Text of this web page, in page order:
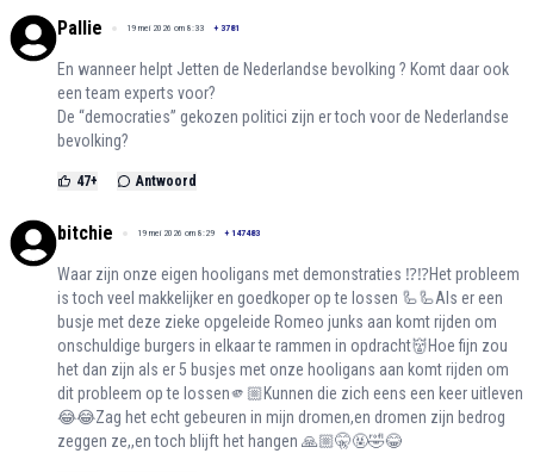
Pallie 19 mei 2026 om 8:33 + 3781
En wanneer helpt Jetten de Nederlandse bevolking ? Komt daar ook
een team experts voor?
De “democraties” gekozen politici zijn er toch voor de Nederlandse
bevolking?
47+ Antwoord
bitchie 19 mei 2026 om 8:29 + 147483
Waar zijn onze eigen hooligans met demonstraties ⁉️⁉️Het probleem
is toch veel makkelijker en goedkoper op te lossen 🦾🦾Als er een
busje met deze zieke opgeleide Romeo junks aan komt rijden om
onschuldige burgers in elkaar te rammen in opdracht👹Hoe fijn zou
het dan zijn als er 5 busjes met onze hooligans aan komt rijden om
dit probleem op te lossen🫵🏼Kunnen die zich eens een keer uitleven
😂😂Zag het echt gebeuren in mijn dromen,en dromen zijn bedrog
zeggen ze,,en toch blijft het hangen 🙏🏼🤫🤬🤣😂